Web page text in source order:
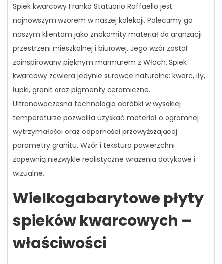
Spiek kwarcowy Franko Statuario Raffaello jest
najnowszym wzorem w naszej kolekcji. Polecamy go
naszym klientom jako znakomity materiał do aranżacji
przestrzeni mieszkalnej i biurowej. Jego wzór został
zainspirowany pięknym marmurem z Włoch. Spiek
kwarcowy zawiera jedynie surowce naturalne: kwarc, iły,
łupki, granit oraz pigmenty ceramiczne.
Ultranowoczesna technologia obróbki w wysokiej
temperaturze pozwoliła uzyskać materiał o ogromnej
wytrzymałości oraz odporności przewyższającej
parametry granitu. Wzór i tekstura powierzchni
zapewnią niezwykle realistyczne wrażenia dotykowe i
wizualne.
Wielkogabarytowe płyty
spieków kwarcowych –
właściwości